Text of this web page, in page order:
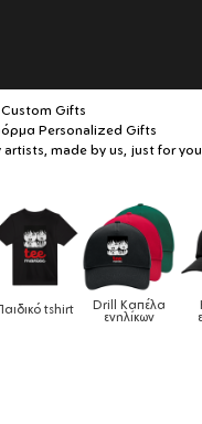
Gifts
Personalized Gifts
artists, made by us, just for you
Καπέλα
ενηλίκων Καπέλα παιδικά